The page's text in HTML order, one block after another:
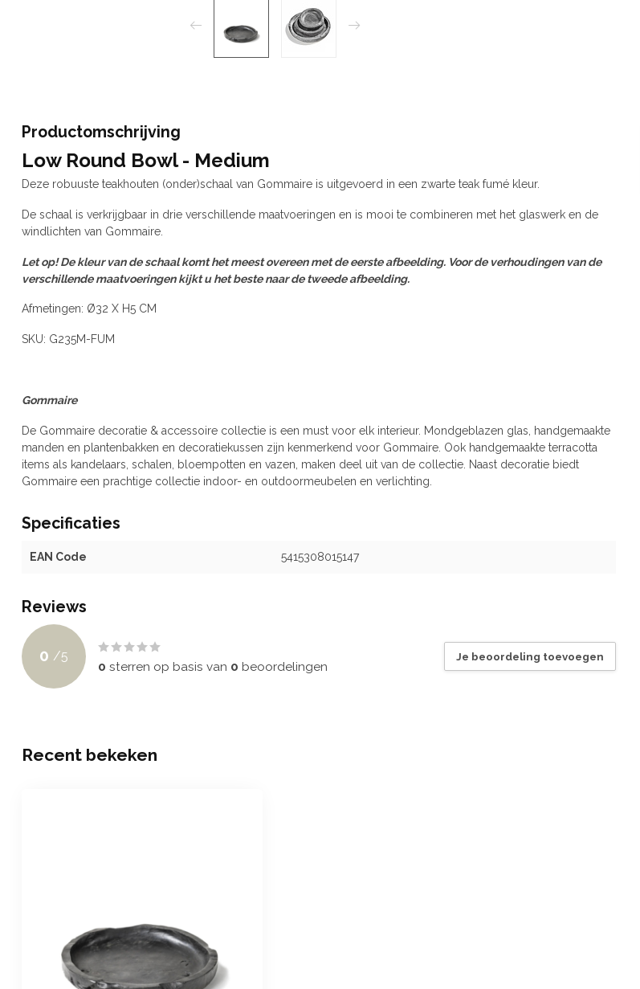
Productomschrijving
Low Round Bowl - Medium
Deze robuuste teakhouten (onder)schaal van Gommaire is uitgevoerd in een zwarte teak fumé kleur.
De schaal is verkrijgbaar in drie verschillende maatvoeringen en is mooi te combineren met het glaswerk en de
windlichten van Gommaire.
Let op! De kleur van de schaal komt het meest overeen met de eerste afbeelding. Voor de verhoudingen van de
verschillende maatvoeringen kijkt u het beste naar de tweede afbeelding.
Afmetingen: Ø32 X H5 CM
SKU: G235M-FUM
Gommaire
De Gommaire decoratie & accessoire collectie is een must voor elk interieur. Mondgeblazen glas, handgemaakte
manden en plantenbakken en decoratiekussen zijn kenmerkend voor Gommaire. Ook handgemaakte terracotta
items als kandelaars, schalen, bloempotten en vazen, maken deel uit van de collectie. Naast decoratie biedt
Gommaire een prachtige collectie indoor- en outdoormeubelen en verlichting.
Specificaties
EAN Code 5415308015147
Reviews
0 /5
0 sterren op basis van 0 beoordelingen
Je beoordeling toevoegen
Recent bekeken